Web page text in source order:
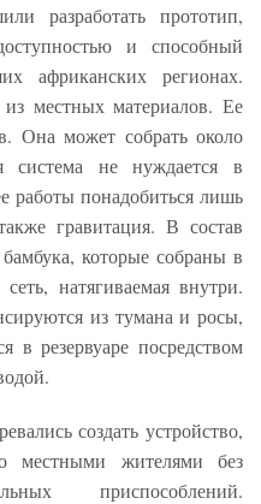
разработать прототип,
и способный
африканских регионах.
местных материалов. Ее
Она может собрать около
не нуждается в
работы понадобиться лишь
гравитация. В состав
которые собраны в
натягиваемая внутри.
из тумана и росы,
в резервуаре посредством
создать устройство,
местными жителями без
приспособлений.